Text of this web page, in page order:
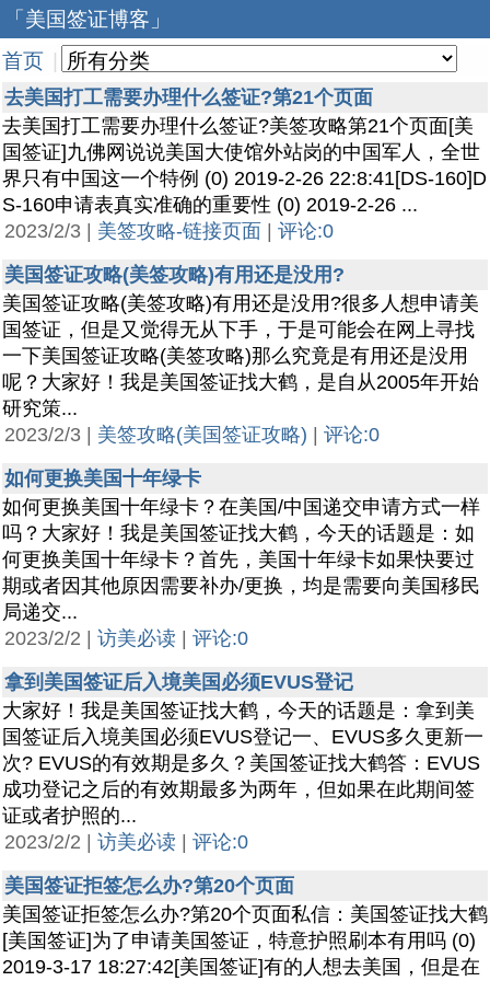
「美国签证博客」
首页
去美国打工需要办理什么签证?第21个页面
去美国打工需要办理什么签证?美签攻略第21个页面[美
国签证]九佛网说说美国大使馆外站岗的中国军人，全世
界只有中国这一个特例 (0) 2019-2-26 22:8:41[DS-160]D
S-160申请表真实准确的重要性 (0) 2019-2-26 ...
2023/2/3 | 美签攻略-链接页面
评论:0
美国签证攻略(美签攻略)有用还是没用?
美国签证攻略(美签攻略)有用还是没用?很多人想申请美
国签证，但是又觉得无从下手，于是可能会在网上寻找
一下美国签证攻略(美签攻略)那么究竟是有用还是没用
呢？大家好！我是美国签证找大鹤，是自从2005年开始
研究策...
2023/2/3 | 美签攻略(美国签证攻略)
评论:0
如何更换美国十年绿卡
如何更换美国十年绿卡？在美国/中国递交申请方式一样
吗？大家好！我是美国签证找大鹤，今天的话题是：如
何更换美国十年绿卡？首先，美国十年绿卡如果快要过
期或者因其他原因需要补办/更换，均是需要向美国移民
局递交...
2023/2/2 | 访美必读
评论:0
拿到美国签证后入境美国必须EVUS登记
大家好！我是美国签证找大鹤，今天的话题是：拿到美
国签证后入境美国必须EVUS登记一、EVUS多久更新一
次? EVUS的有效期是多久？美国签证找大鹤答：EVUS
成功登记之后的有效期最多为两年，但如果在此期间签
证或者护照的...
2023/2/2 | 访美必读
评论:0
美国签证拒签怎么办?第20个页面
美国签证拒签怎么办?第20个页面私信：美国签证找大鹤
[美国签证]为了申请美国签证，特意护照刷本有用吗 (0)
2019-3-17 18:27:42[美国签证]有的人想去美国，但是在